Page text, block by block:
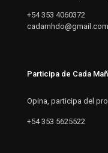
+54 353 4060372
cadamhdo@gmail.com
Participa de Cada
Opina, participa del
+54 353 5625522